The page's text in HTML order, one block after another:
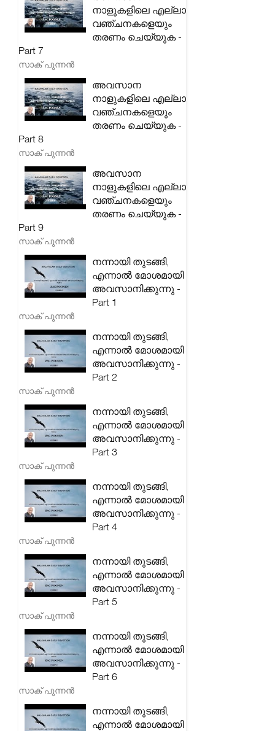
നാളുകളിലെ എല്ലാ
വഞ്ചനകളെയും
തരണം ചെയ്യുക -
Part 7
സാക് പുന്നൻ
അവസാന
നാളുകളിലെ എല്ലാ
വഞ്ചനകളെയും
തരണം ചെയ്യുക -
Part 8
സാക് പുന്നൻ
അവസാന
നാളുകളിലെ എല്ലാ
വഞ്ചനകളെയും
തരണം ചെയ്യുക -
Part 9
സാക് പുന്നൻ
നന്നായി തുടങ്ങി,
എന്നാൽ മോശമായി
അവസാനിക്കുന്നു -
Part 1
സാക് പുന്നൻ
നന്നായി തുടങ്ങി,
എന്നാൽ മോശമായി
അവസാനിക്കുന്നു -
Part 2
സാക് പുന്നൻ
നന്നായി തുടങ്ങി,
എന്നാൽ മോശമായി
അവസാനിക്കുന്നു -
Part 3
സാക് പുന്നൻ
നന്നായി തുടങ്ങി,
എന്നാൽ മോശമായി
അവസാനിക്കുന്നു -
Part 4
സാക് പുന്നൻ
നന്നായി തുടങ്ങി,
എന്നാൽ മോശമായി
അവസാനിക്കുന്നു -
Part 5
സാക് പുന്നൻ
നന്നായി തുടങ്ങി,
എന്നാൽ മോശമായി
അവസാനിക്കുന്നു -
Part 6
സാക് പുന്നൻ
നന്നായി തുടങ്ങി,
എന്നാൽ മോശമായി